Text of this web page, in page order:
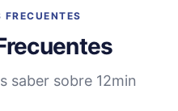
FRECUENTES
saber sobre 12min